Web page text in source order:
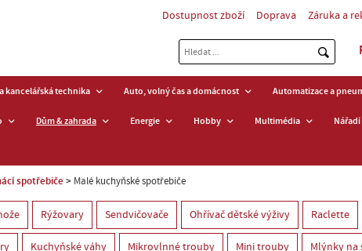
Dostupnost zboží Doprava Záruka a
kancelářská technika Auto, volný čas a domácnost Automatizace a
Dům & zahrada Energie Hobby Multimédia Nářadí
spotřebiče Malé kuchyňské spotřebiče
Rýžovary Sendvičovače Ohřívač dětské výživy Raclette
Kuchyňské váhy Mikrovlnné trouby Mini trouby Mlýnky na